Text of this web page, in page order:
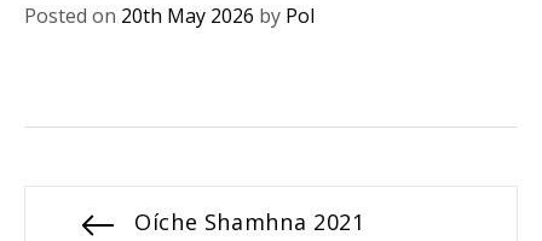
Posted on 20th May 2026 by Pol
Post
Previous
Oíche Shamhna 2021